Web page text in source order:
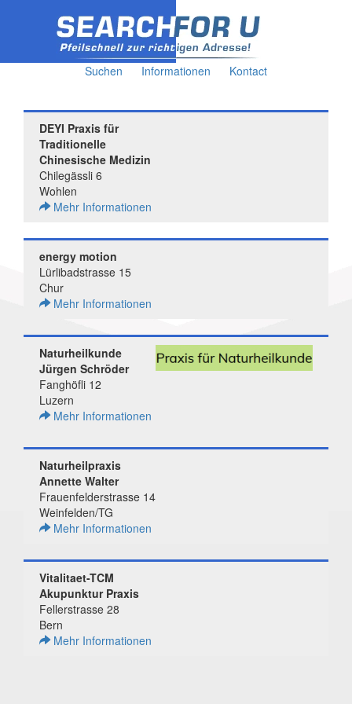
Suchen Informationen Kontact
DEYI Praxis für
Traditionelle
Chinesische Medizin
Chilegässli 6
Wohlen
Mehr Informationen
energy motion
Lürlibadstrasse 15
Chur
Mehr Informationen
Naturheilkunde
Jürgen Schröder
Fanghöfli 12
Luzern
Mehr Informationen
Naturheilpraxis
Annette Walter
Frauenfelderstrasse 14
Weinfelden/TG
Mehr Informationen
Vitalitaet-TCM
Akupunktur Praxis
Fellerstrasse 28
Bern
Mehr Informationen